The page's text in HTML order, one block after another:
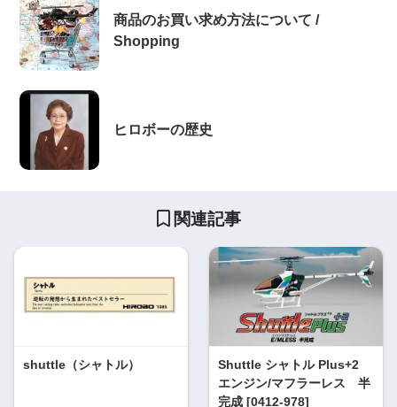
商品のお買い求め方法について /
Shopping
ヒロボーの歴史
関連記事
shuttle（シャトル）
Shuttle シャトル Plus+2
エンジン/マフラーレス 半
完成 [0412-978]